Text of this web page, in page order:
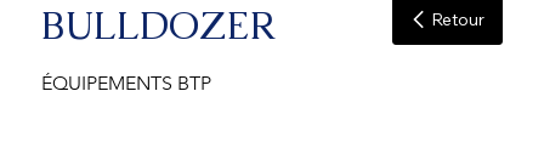
BULLDOZER
ÉQUIPEMENTS BTP
Retour